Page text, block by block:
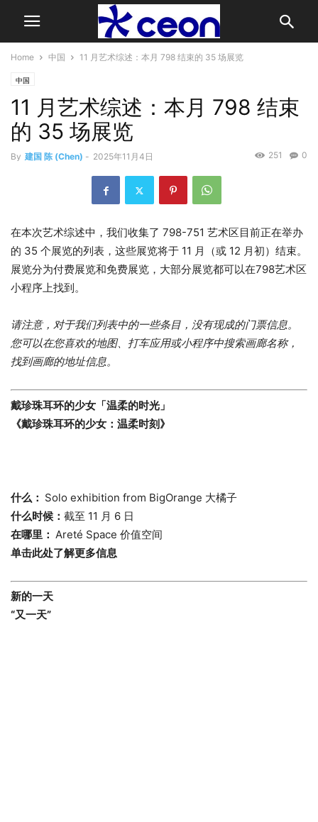
Home 中国 11 月艺术综述：本月 798 结束的 35 场展览
中国
11 月艺术综述：本月 798 结束
的 35 场展览
By 建国 陈 (Chen) - 2025年11月4日 0
251
在本次艺术综述中，我们收集了 798-751 艺术区目前正在举办
的 35 个展览的列表，这些展览将于 11 月（或 12 月初）结束。
展览分为付费展览和免费展览，大部分展览都可以在798艺术区
小程序上找到。
请注意，对于我们列表中的一些条目，没有现成的门票信息。
您可以在您喜欢的地图、打车应用或小程序中搜索画廊名称，
找到画廊的地址信息。
戴珍珠耳环的少女「温柔的时光」
《戴珍珠耳环的少女：温柔时刻》
什么： Solo exhibition from BigOrange 大橘子
什么时候： 截至 11 月 6 日
在哪里： Areté Space 价值空间
单击此处了解更多信息
新的一天
“又一天”